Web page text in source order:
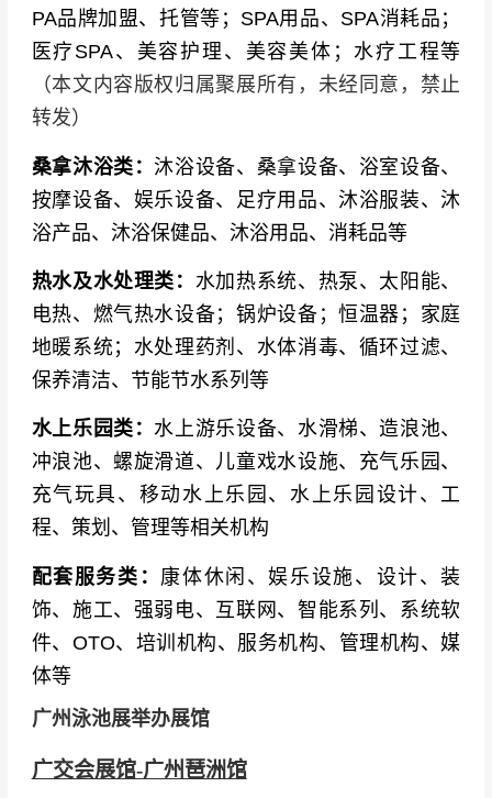
的战略地位，Asia Pool & Spa Expo为参展商提
供了对接全国及全球市场的战略平台。
知名展商
达、千叶&爱克、蒙娜丽莎、波英、意万仕、威
帕、蓝尔迪、芬林、柯亚、水木沙、爵仕、世
一、巨龙、威浪仕、意科、普乐适、泳乐、法思
乐、锦德、尚雷仕、博源尚、华进、迪高乐、帕
纳佳世、创稳、洛名狮、智净未来、欧仕达、泳
德、宝标、火兔、北沃、博尔富、德维普、绿
颍、澳熙、星迈创新、中广、源上源、飞瑞科、
丹、华夏光辉、夏泳、恒晟、凌霄、雅致、华
希、万丞、金蝌蚪、美汇、贝克斯、冠亚、卫
家、凯康、德普乐、斯蒙达、利欧、万居隆、阿
康特、侨毅、科润、群泰、富锐、可利威、全
荃、雅瑞、丽莎、新源辉、奥奇、清水清、喜露
宝、尚明、乐余、凯信、约利、浦路威、春辉、
淘陶易、华北亿洋、威固、浦迈、迈高、青葫
芦、溴卫士、金穗、益秋、一水
按摩浴缸与桑拿设备类：
思、多诺米蒂、浪潮、碧毅、得科、百特、铂尔
普、英杰沃特、他拍档、诚加宝、世高百顺、佳
PA品牌加盟、托管等；SPA用品、SPA消耗品；
医疗SPA、美容护理、美容美体；水疗工程等
（本文内容版权归属聚展所有，未经同意，禁止
转发）
桑拿沐浴类：沐浴设备、桑拿设备、浴室设备、
按摩设备、娱乐设备、足疗用品、沐浴服装、沐
浴产品、沐浴保健品、沐浴用品、消耗品等
热水及水处理类： 水加热系统、热泵、太阳能、
电热、燃气热水设备；锅炉设备；恒温器；家庭
地暖系统；水处理药剂、水体消毒、循环过滤、
保养清洁、节能节水系列等
水上乐园类： 水上游乐设备、水滑梯、造浪池、
冲浪池、螺旋滑道、儿童戏水设施、充气乐园、
充气玩具、移动水上乐园、水上乐园设计、工
程、策划、管理等相关机构
配套服务类： 康体休闲、娱乐设施、设计、装
饰、施工、强弱电、互联网、智能系列、系统软
件、OTO、培训机构、服务机构、管理机构、媒
体等
广州泳池展举办展馆
广交会展馆-广州琶洲馆